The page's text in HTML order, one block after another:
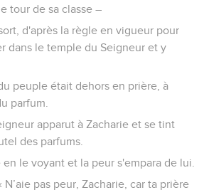
tour de sa classe –
d'après la règle en vigueur pour
dans le temple du Seigneur et y
peuple était dehors en prière, à
parfum.
apparut à Zacharie et se tint
des parfums.
le voyant et la peur s'empara de lui.
pas peur, Zacharie, car ta prière